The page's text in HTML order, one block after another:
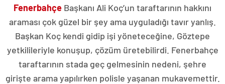
Fenerbahçe Başkanı Ali Koç’un taraftarının hakkını
araması çok güzel bir şey ama uyguladığı tavır yanlış.
Başkan Koç kendi gidip işi yöneteceğine, Göztepe
yetkilileriyle konuşup, çözüm üretebilirdi. Fenerbahçe
taraftarının stada geç gelmesinin nedeni, şehre
girişte arama yapılırken polisle yaşanan mukavemettir.